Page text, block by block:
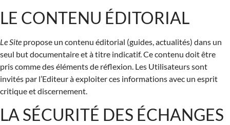
LE CONTENU ÉDITORIAL
Le Site propose un contenu éditorial (guides, actualités) dans un
seul but documentaire et à titre indicatif. Ce contenu doit être
pris comme des éléments de réflexion. Les Utilisateurs sont
invités par l’Editeur à exploiter ces informations avec un esprit
critique et discernement.
LA SÉCURITÉ DES ÉCHANGES